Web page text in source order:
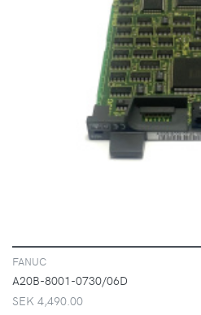
FANUC
A20B-8001-0730/06D
SEK 4,490.00